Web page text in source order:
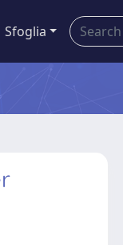
Sfoglia